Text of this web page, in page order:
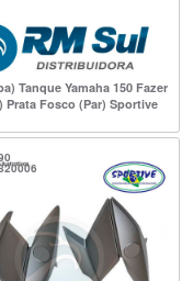
Tanque Yamaha 150 Fazer
Prata Fosco (Par) Sportive